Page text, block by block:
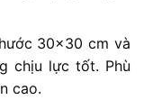
30×30 cm và
chịu lực tốt. Phù
cao.